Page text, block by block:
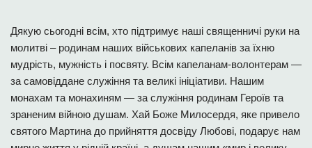
Дякую сьогодні всім, хто підтримує наші священничі руки на
молитві – родинам наших військових капеланів за їхню
мудрість, мужність і посвяту. Всім капеланам-волонтерам —
за самовіддане служіння та великі ініціативи. Нашим
монахам та монахиням — за служіння родинам Героїв та
зраненим війною душам. Хай Боже Милосердя, яке привело
святого Мартина до прийняття досвіду Любові, подарує нам